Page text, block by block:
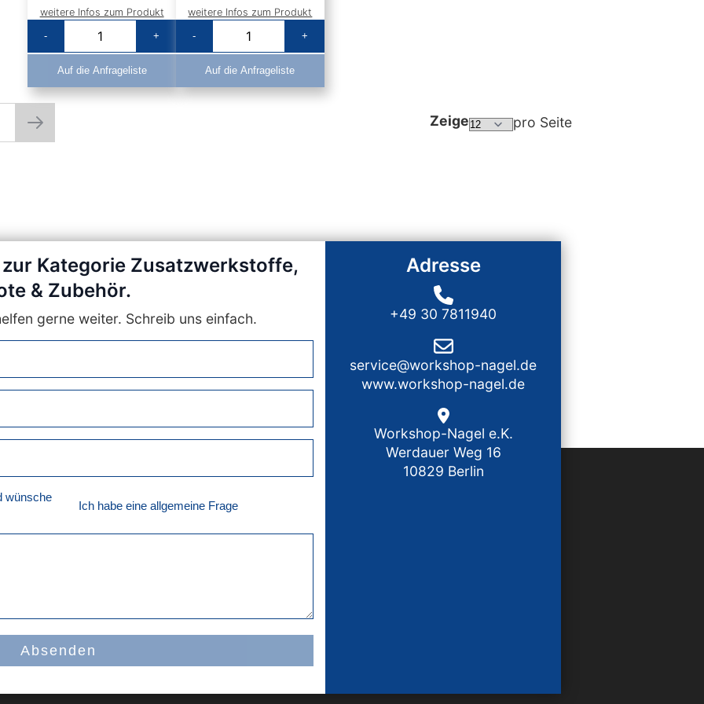
weitere Infos zum Produkt
-
+
Auf die Anfrageliste
weitere Infos zum Produkt
-
+
Auf die Anfrageliste
SeiteSeite
Weiter
Zeige pro Seite
Kategorie Zusatzwerkstoffe,
& Zubehör.
gerne weiter. Schreib uns einfach.
wünsche
Ich habe eine allgemeine Frage
Absenden
Adresse
+49 30 7811940
service@workshop-nagel.de
www.workshop-nagel.de
Workshop-Nagel e.K.
Werdauer Weg 16
10829 Berlin